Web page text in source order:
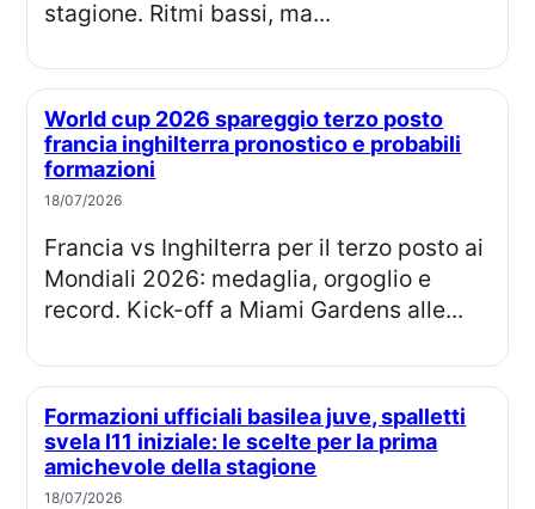
stagione. Ritmi bassi, ma...
World cup 2026 spareggio terzo posto
francia inghilterra pronostico e probabili
formazioni
18/07/2026
Francia vs Inghilterra per il terzo posto ai
Mondiali 2026: medaglia, orgoglio e
record. Kick-off a Miami Gardens alle...
Formazioni ufficiali basilea juve, spalletti
svela l11 iniziale: le scelte per la prima
amichevole della stagione
18/07/2026